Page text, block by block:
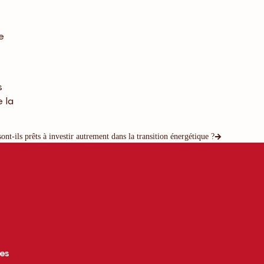
la
ils prêts à investir autrement dans la transition énergétique ?